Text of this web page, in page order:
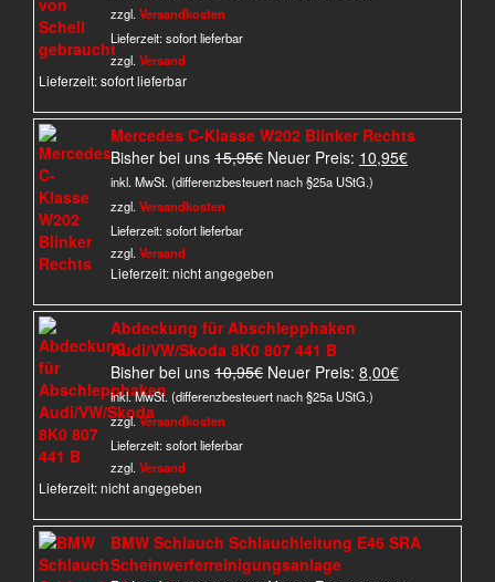
zzgl. Versandkosten
Lieferzeit:sofort lieferbar
zzgl. Versand
Lieferzeit: sofort lieferbar
Mercedes C-Klasse W202 Blinker Rechts
Bisher bei uns 15,95€ Ursprünglicher
Preis
Neuer Preis: 10,95€Aktueller
inkl. MwSt. (differenzbesteuert nach §25a UStG.)
zzgl. Versandkosten
Lieferzeit:sofort lieferbar
zzgl. Versand
Lieferzeit: nicht angegeben
Abdeckung für Abschlepphaken
Audi/VW/Skoda 8K0 807 441 B
Bisher bei uns 10,95€ Ursprünglicher
Preis
Neuer Preis: 8,00€Aktueller
inkl. MwSt. (differenzbesteuert nach §25a UStG.)
zzgl.Versandkosten
Lieferzeit:sofort lieferbar
zzgl. Versand
Lieferzeit: nicht angegeben
BMW Schlauch Schlauchleitung E46 SRA
Scheinwerferreinigungsanlage